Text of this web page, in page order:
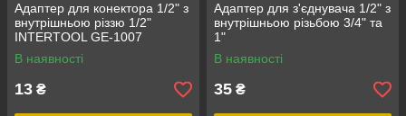
Адаптер для конектора 1/2" з
внутрішньою різзю 1/2"
INTERTOOL GE-1007
В наявності
13 ₴
Адаптер для з'єднувача 1/2" з
внутрішньою різьбою 3/4" та
1"
В наявності
35 ₴